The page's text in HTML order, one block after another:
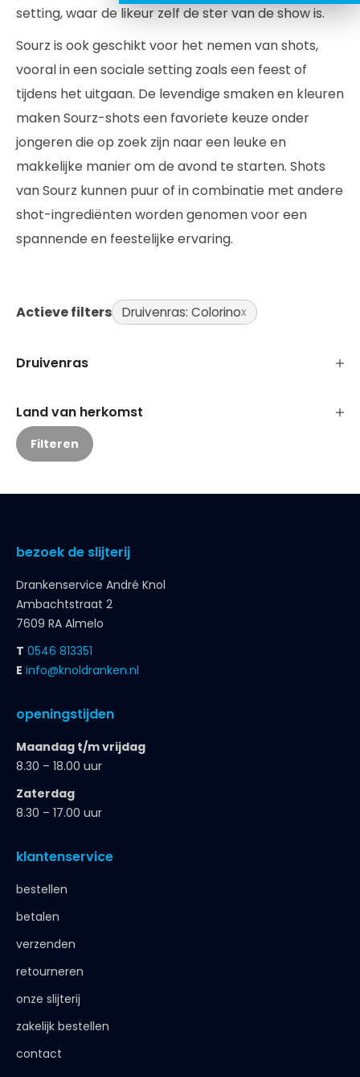
setting, waar de likeur zelf de ster van de show is.
Sourz is ook geschikt voor het nemen van shots,
vooral in een sociale setting zoals een feest of
tijdens het uitgaan. De levendige smaken en kleuren
maken Sourz-shots een favoriete keuze onder
jongeren die op zoek zijn naar een leuke en
makkelijke manier om de avond te starten. Shots
van Sourz kunnen puur of in combinatie met andere
shot-ingrediënten worden genomen voor een
spannende en feestelijke ervaring.
Actieve filters Druivenras: Colorino
Druivenras
Land van herkomst
Filteren
bezoek de slijterij
Drankenservice André Knol
Ambachtstraat 2
7609 RA Almelo
T 0546 813351
E info@knoldranken.nl
openingstijden
Maandag t/m vrijdag
8.30 – 18.00 uur
Zaterdag
8.30 – 17.00 uur
klantenservice
bestellen
betalen
verzenden
retourneren
onze slijterij
zakelijk bestellen
contact